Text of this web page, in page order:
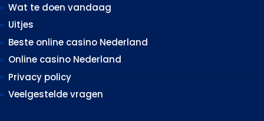
Wat te doen vandaag
Uitjes
Beste online casino Nederland
Online casino Nederland
Privacy policy
Veelgestelde vragen